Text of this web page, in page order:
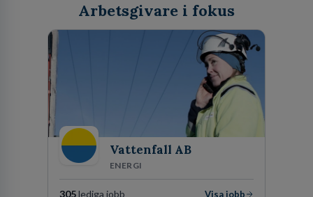
Arbetsgivare i fokus
Vattenfall AB
ENERGI
305lediga jobb
Visa jobb